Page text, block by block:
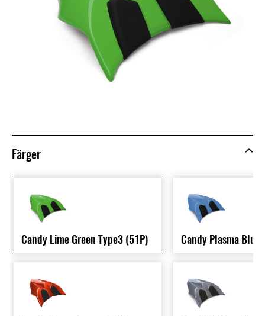
Färger
Candy Lime Green Type3 (51P) Candy Plasma Blue